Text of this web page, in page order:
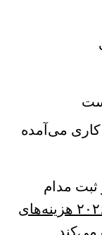
کاری می‌آمده
مدام
چطور در ۲۰۲۶ هزینه‌های